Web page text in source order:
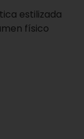
estilizada
físico